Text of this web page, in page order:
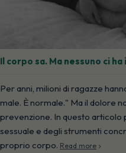
Il corpo sa. Ma nessuno ci
Per anni, milioni di ragazze
male. È normale." Ma il dolore
prevenzione. In questo articolo
sessuale e degli strumenti
proprio corpo. Read more